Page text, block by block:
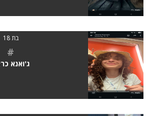
בת 18
#
ג'ואנא